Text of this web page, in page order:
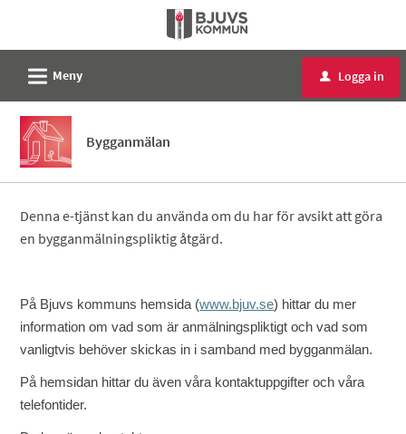
tjänster
Bjuvs
kommun
L Meny u Logga in
Bygganmälan
Denna e-tjänst kan du använda om du har för avsikt att göra
en bygganmälningspliktig åtgärd.
På Bjuvs kommuns hemsida (www.bjuv.se) hittar du mer
information om vad som är anmälningspliktigt och vad som
vanligtvis behöver skickas in i samband med bygganmälan.
På hemsidan hittar du även våra kontaktuppgifter och våra
telefontider.